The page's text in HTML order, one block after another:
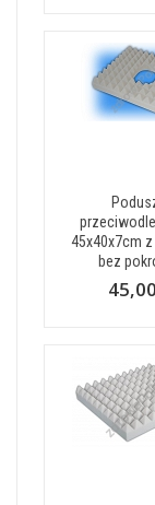
45x40x7cm
bez